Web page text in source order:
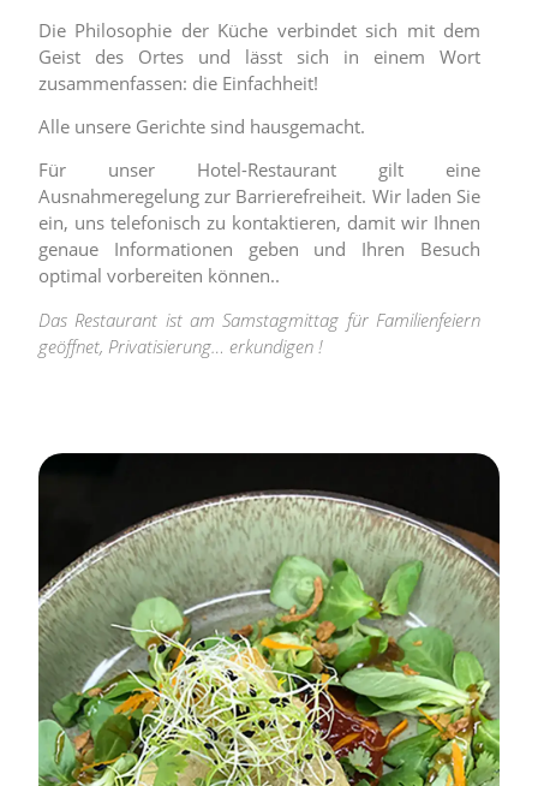
Die Philosophie der Küche verbindet sich mit dem
Geist des Ortes und lässt sich in einem Wort
zusammenfassen: die Einfachheit!
Alle unsere Gerichte sind hausgemacht.
Für unser Hotel-Restaurant gilt eine
Ausnahmeregelung zur Barrierefreiheit. Wir laden Sie
ein, uns telefonisch zu kontaktieren, damit wir Ihnen
genaue Informationen geben und Ihren Besuch
optimal vorbereiten können..
Das Restaurant ist am Samstagmittag für Familienfeiern
geöffnet, Privatisierung… erkundigen !